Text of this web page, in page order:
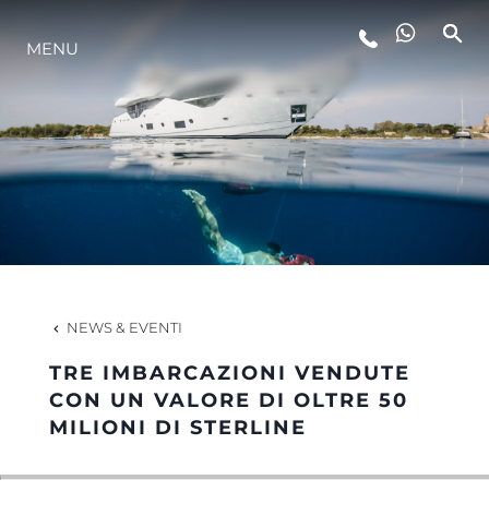
LIFESTYLE
INNOVAZIONE
L'AZIENDA
HERITAGE
VALUTA LA TUA IMBARCAZIONE
MENU
NEWS & EVENTI
TRE IMBARCAZIONI VENDUTE
CON UN VALORE DI OLTRE 50
MILIONI DI STERLINE